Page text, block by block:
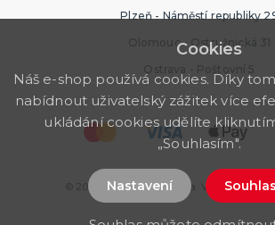
Plzeň - Náměstí republiky
Olomouc - Ostružnická 31
Ostrava - Poštovní 5
© 2026 Ptákoviny Ostrava. Všechna
Cookies
Náš e-shop používá cookies. Díky
nabídnout uživatelský zážitek více
ukládání cookies udělíte
„Souhlasím".
Nastavení